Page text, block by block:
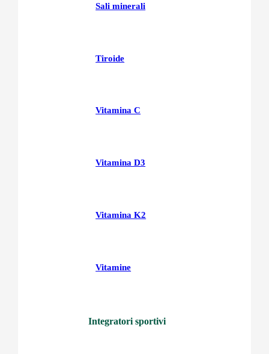
Sali minerali
Tiroide
Vitamina C
Vitamina D3
Vitamina K2
Vitamine
Integratori sportivi